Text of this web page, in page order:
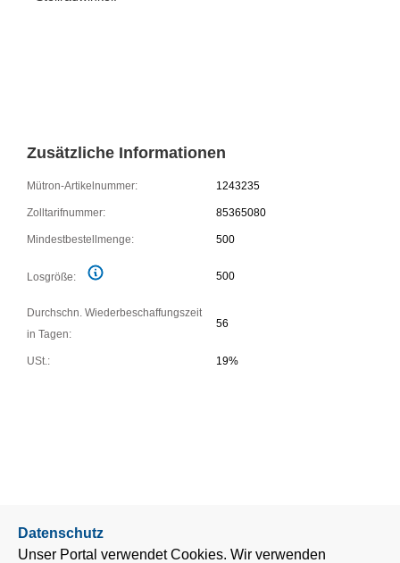
Zusätzliche Informationen
Mütron-Artikelnummer: 1243235
Zolltarifnummer: 85365080
Mindestbestellmenge: 500
Losgröße: 500
Durchschn. Wiederbeschaffungszeit
in Tagen:
56
USt.: 19%
Datenschutz
Unser Portal verwendet Cookies. Wir verwenden